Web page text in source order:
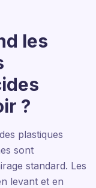
les
?
plastiques
sont
standard. Les
levant et en